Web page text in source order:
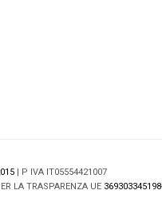
| P IVA IT05554421007
LA TRASPARENZA UE